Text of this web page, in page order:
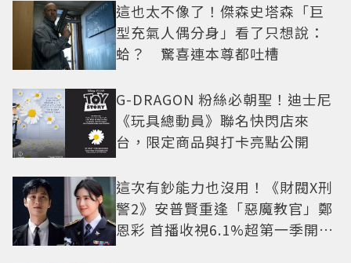
這也太不像了！傑森史塔森「巨
型充氣人偶分身」看了只想說：
蛤？ 驚喜連本尊都吐槽
G-DRAGON 粉絲必朝聖！迪士尼
《玩具總動員》聯名快閃店來
台，限定商品與打卡亮點公開
這次有鈔能力也沒用！《財閥X刑
警2》安普賢重逢「惡魔教官」鄭
恩彩 首播收視6.1%超第一季開紅